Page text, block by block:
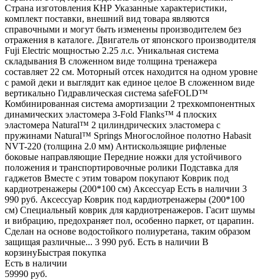
Страна изготовления КНР Указанные характеристики,
комплект поставки, внешний вид товара являются
справочными и могут быть изменены производителем без
отражения в каталоге. Двигатель от японского производителя
Fuji Electric мощностью 2.25 л.с. Уникальная система
складывания В сложенном виде толщина тренажера
составляет 22 см. Моторный отсек находится на одном уровне
с рамой деки и выглядит как единое целое В сложенном виде
вертикально Гидравлическая система safeFOLD™
Комбинированная система амортизации 2 трехкомпонентных
динамических эластомера 3-Fold Flanks™ 4 плоских
эластомера Natural™ 2 цилиндрических эластомера с
пружинами Natural™ Springs Многослойное полотно Habasit
NVT-220 (толщина 2.0 мм) Антискользящие рифленые
боковые направляющие Передние ножки для устойчивого
положения и транспортировочные ролики Подставка для
гаджетов Вместе с этим товаром покупают Коврик под
кардиотренажеры (200*100 см) Аксессуар Есть в наличии 3
990 руб. Аксессуар Коврик под кардиотренажеры (200*100
см) Специальный коврик для кардиотренажеров. Гасит шумы
и вибрацию, предохраняет пол, особенно паркет, от царапин.
Сделан на основе водостойкого полиуретана, таким образом
защищая различные... 3 990 руб. Есть в наличии В
корзинуБыстрая покупка
Есть в наличии
59990 руб.